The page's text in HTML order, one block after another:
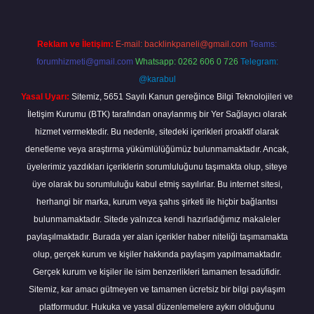
Reklam ve İletişim: E-mail: backlinkpaneli@gmail.com Teams:
forumhizmeti@gmail.com Whatsapp: 0262 606 0 726 Telegram:
@karabul
Yasal Uyarı: Sitemiz, 5651 Sayılı Kanun gereğince Bilgi Teknolojileri ve
İletişim Kurumu (BTK) tarafından onaylanmış bir Yer Sağlayıcı olarak
hizmet vermektedir. Bu nedenle, sitedeki içerikleri proaktif olarak
denetleme veya araştırma yükümlülüğümüz bulunmamaktadır. Ancak,
üyelerimiz yazdıkları içeriklerin sorumluluğunu taşımakta olup, siteye
üye olarak bu sorumluluğu kabul etmiş sayılırlar. Bu internet sitesi,
herhangi bir marka, kurum veya şahıs şirketi ile hiçbir bağlantısı
bulunmamaktadır. Sitede yalnızca kendi hazırladığımız makaleler
paylaşılmaktadır. Burada yer alan içerikler haber niteliği taşımamakta
olup, gerçek kurum ve kişiler hakkında paylaşım yapılmamaktadır.
Gerçek kurum ve kişiler ile isim benzerlikleri tamamen tesadüfidir.
Sitemiz, kar amacı gütmeyen ve tamamen ücretsiz bir bilgi paylaşım
platformudur. Hukuka ve yasal düzenlemelere aykırı olduğunu